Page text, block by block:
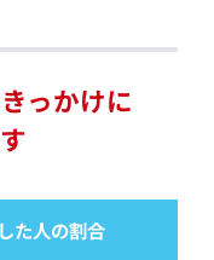
っかけに
た人の割合